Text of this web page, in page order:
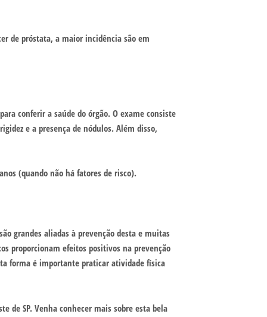
de próstata, a maior incidência são em
conferir a saúde do órgão. O exame consiste
e a presença de nódulos. Além disso,
(quando não há fatores de risco).
grandes aliadas à prevenção desta e muitas
proporcionam efeitos positivos na prevenção
forma é importante praticar atividade física
de SP. Venha conhecer mais sobre esta bela